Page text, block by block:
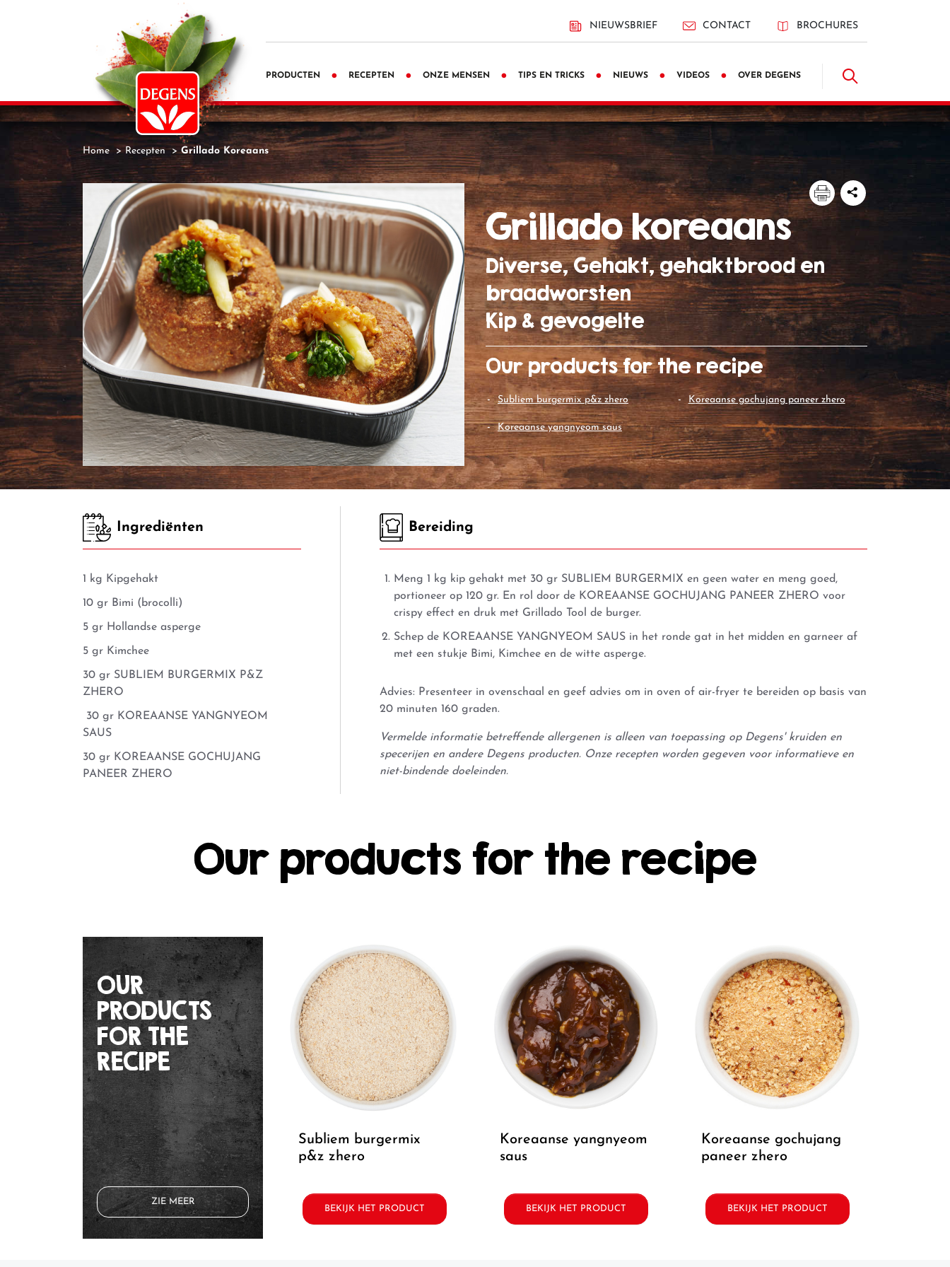
NIEUWSBRIEF CONTACT BROCHURES
PRODUCTEN RECEPTEN ONZE MENSEN TIPS EN TRICKS NIEUWS VIDEOS OVER DEGENS
Home Recepten Grillado Koreaans
grillado koreaans
Diverse, Gehakt, gehaktbrood en
braadworsten
Kip & gevogelte
Our products for the recipe
subliem burgermix p&z zhero
koreaanse yangnyeom saus
koreaanse gochujang paneer zhero
Ingrediënten
1 kg Kipgehakt
10 gr Bimi (brocolli)
5 gr Hollandse asperge
5 gr Kimchee
30 gr SUBLIEM BURGERMIX P&Z
ZHERO
30 gr KOREAANSE YANGNYEOM
SAUS
30 gr KOREAANSE GOCHUJANG
PANEER ZHERO
Bereiding
Meng 1 kg kip gehakt met 30 gr SUBLIEM BURGERMIX en geen water en meng goed,
portioneer op 120 gr. En rol door de KOREAANSE GOCHUJANG PANEER ZHERO voor
crispy effect en druk met Grillado Tool de burger.
Schep de KOREAANSE YANGNYEOM SAUSin het ronde gat in het midden en garneer af
met een stukje Bimi, Kimchee en de witte asperge.
Advies: Presenteer in ovenschaal en geef advies om in oven of air-fryer te bereiden op basis van
20 minuten 160 graden.
Vermelde informatie betreffende allergenen is alleen van toepassing op Degens' kruiden en
specerijen en andere Degens producten. Onze recepten worden gegeven voor informatieve en
niet-bindende doeleinden.
Our products for the recipe
OUR
PRODUCTS
FOR THE
RECIPE
ZIE MEER
subliem burgermix
p&z zhero
BEKIJK HET PRODUCT
koreaanse yangnyeom
saus
BEKIJK HET PRODUCT
koreaanse gochujang
paneer zhero
BEKIJK HET PRODUCT